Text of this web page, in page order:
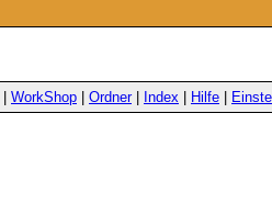
WorkShop Ordner| Index Hilfe